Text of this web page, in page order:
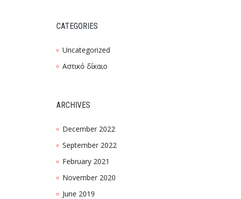
CATEGORIES
Uncategorized
Αστικό δίκαιο
ARCHIVES
December 2022
September 2022
February 2021
November 2020
June 2019